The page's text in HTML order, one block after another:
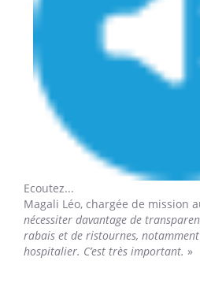
Ecoutez...
Magali Léo, chargée de mission
nécessiter davantage de
rabais et de ristournes,
hospitalier. C’est très important. »